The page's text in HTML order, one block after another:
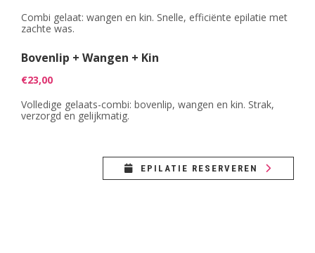
Combi gelaat: wangen en kin. Snelle, efficiënte epilatie met
zachte was.
Bovenlip + Wangen + Kin
€23,00
Volledige gelaats-combi: bovenlip, wangen en kin. Strak,
verzorgd en gelijkmatig.
EPILATIE RESERVEREN